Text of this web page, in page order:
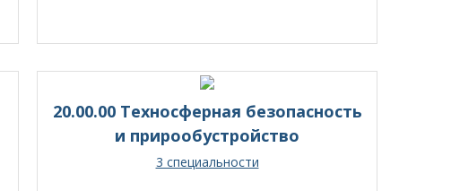
20.00.00 Техносферная безопасность
и прирообустройство
3 специальности